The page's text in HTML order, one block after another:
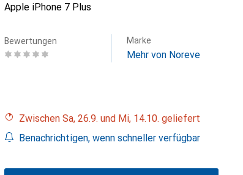
Apple iPhone 7 Plus
Bewertungen Marke
Mehr von Noreve
Zwischen Sa, 26.9. und Mi, 14.10. geliefert
Benachrichtigen, wenn schneller verfügbar